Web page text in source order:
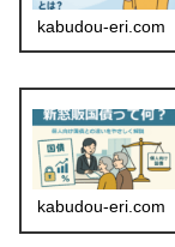
kabudou-eri.com
kabudou-eri.com